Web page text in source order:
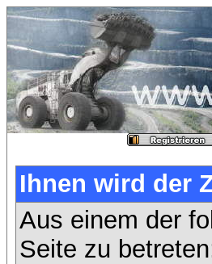
Ihnen wird der
Aus einem der
Seite zu